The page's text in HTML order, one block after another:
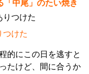
「中尾」のたい焼き
けた
的にこの日を逃すと
たけど、間に合うか